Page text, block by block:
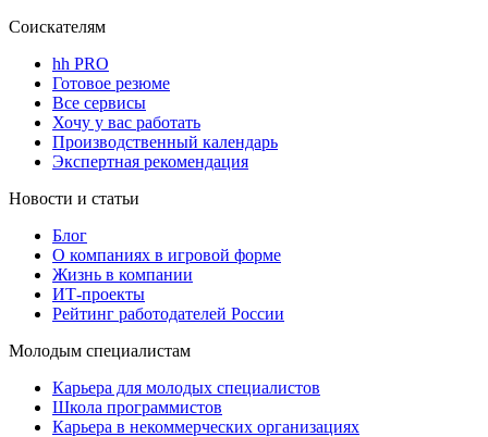
Соискателям
hh PRO
Готовое резюме
Все сервисы
Хочу у вас работать
Производственный календарь
Экспертная рекомендация
Новости и статьи
Блог
О компаниях в игровой форме
Жизнь в компании
ИТ-проекты
Рейтинг работодателей России
Молодым специалистам
Карьера для молодых специалистов
Школа программистов
Карьера в некоммерческих организациях